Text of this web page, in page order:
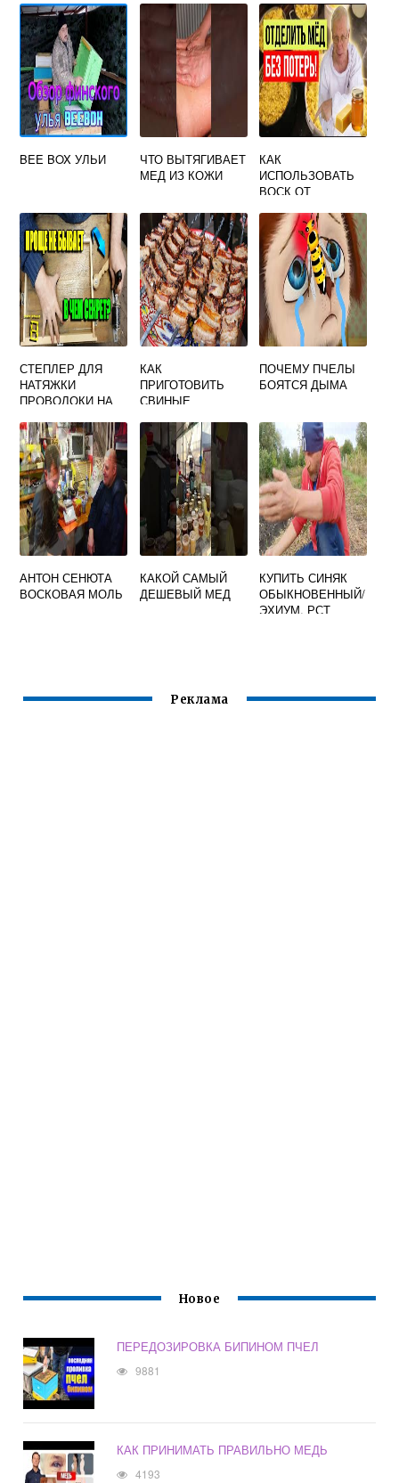
BEE BOX УЛЬИ
ЧТО ВЫТЯГИВАЕТ
МЕД ИЗ КОЖИ
КАК
ИСПОЛЬЗОВАТЬ
ВОСК ОТ
СТЕПЛЕР ДЛЯ
НАТЯЖКИ
ПРОВОЛОКИ НА
КАК
ПРИГОТОВИТЬ
СВИНЫЕ
ДУХОВКЕ С
МЕДОМ И
ГОРЧИЦЕЙ
ПОЧЕМУ ПЧЕЛЫ
БОЯТСЯ ДЫМА
АНТОН СЕНЮТА
ВОСКОВАЯ МОЛЬ
КАКОЙ САМЫЙ
ДЕШЕВЫЙ МЕД
КУПИТЬ СИНЯК
ОБЫКНОВЕННЫЙ/
ЭХИУМ, РСТ
Реклама
Новое
ПЕРЕДОЗИРОВКА БИПИНОМ ПЧЕЛ
9881
КАК ПРИНИМАТЬ ПРАВИЛЬНО МЕДЬ
4193